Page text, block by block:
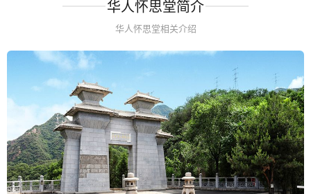
华人怀思堂简介
华人怀思堂相关介绍